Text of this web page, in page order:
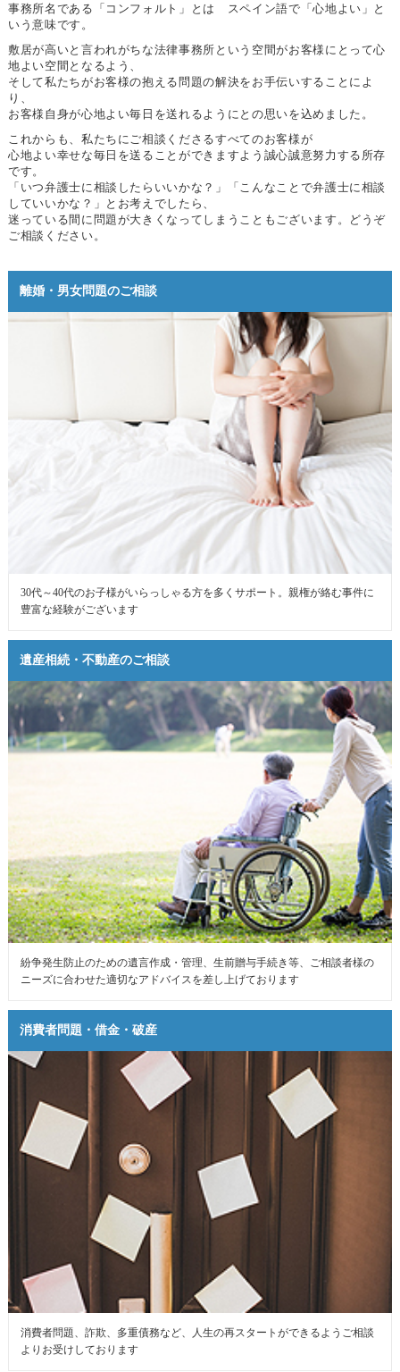
事務所名である「コンフォルト」とは スペイン語で「心地よい」と
いう意味です。
敷居が高いと言われがちな法律事務所という空間がお客様にとって心
地よい空間となるよう、
そして私たちがお客様の抱える問題の解決をお手伝いすることによ
り、
お客様自身が心地よい毎日を送れるようにとの思いを込めました。
これからも、私たちにご相談くださるすべてのお客様が
心地よい幸せな毎日を送ることができますよう誠心誠意努力する所存
です。
「いつ弁護士に相談したらいいかな？」「こんなことで弁護士に相談
していいかな？」とお考えでしたら、
迷っている間に問題が大きくなってしまうこともございます。どうぞ
ご相談ください。
離婚・男女問題のご相談
30代～40代のお子様がいらっしゃる方を多くサポート。親権が絡む事件に
豊富な経験がございます
遺産相続・不動産のご相談
紛争発生防止のための遺言作成・管理、生前贈与手続き等、ご相談者様の
ニーズに合わせた適切なアドバイスを差し上げております
消費者問題・借金・破産
消費者問題、詐欺、多重債務など、人生の再スタートができるようご相談
よりお受けしております